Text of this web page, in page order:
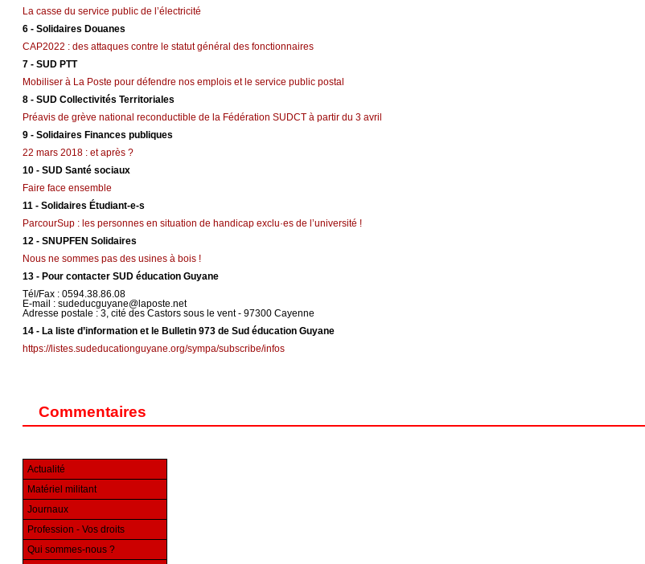
La casse du service public de l’électricité
6 - Solidaires Douanes
CAP2022 : des attaques contre le statut général des fonctionnaires
7 - SUD PTT
Mobiliser à La Poste pour défendre nos emplois et le service public postal
8 - SUD Collectivités Territoriales
Préavis de grève national reconductible de la Fédération SUDCT à partir du 3 avril
9 - Solidaires Finances publiques
22 mars 2018 : et après ?
10 - SUD Santé sociaux
Faire face ensemble
11 - Solidaires Étudiant-e-s
ParcourSup : les personnes en situation de handicap exclu·es de l’université !
12 - SNUPFEN Solidaires
Nous ne sommes pas des usines à bois !
13 - Pour contacter SUD éducation Guyane
Tél/Fax : 0594.38.86.08
E-mail : sudeducguyane@laposte.net
Adresse postale : 3, cité des Castors sous le vent - 97300 Cayenne
14 - La liste d’information et le Bulletin 973 de Sud éducation Guyane
https://listes.sudeducationguyane.org/sympa/subscribe/infos
Commentaires
Actualité
Matériel militant
Journaux
Profession - Vos droits
Qui sommes-nous ?